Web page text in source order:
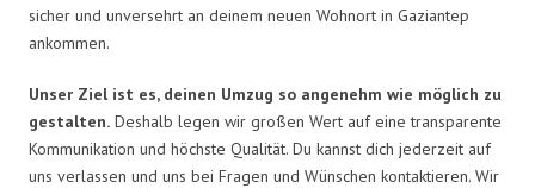
sicher und unversehrt an deinem neuen Wohnort in Gaziantep
ankommen.
Unser Ziel ist es, deinen Umzug so angenehm wie möglich zu
gestalten. Deshalb legen wir großen Wert auf eine transparente
Kommunikation und höchste Qualität. Du kannst dich jederzeit auf
uns verlassen und uns bei Fragen und Wünschen kontaktieren. Wir